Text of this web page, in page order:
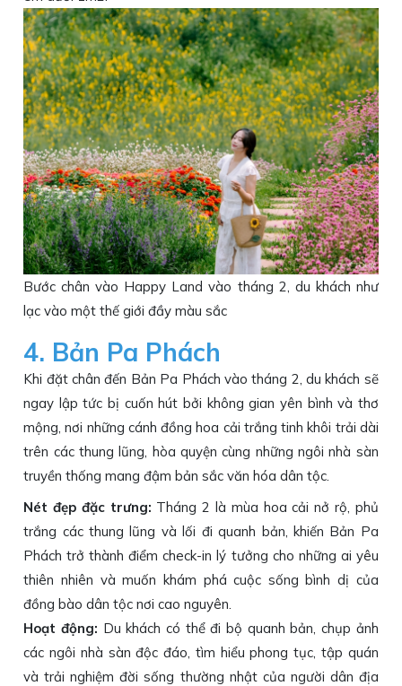
Bước chân vào Happy Land vào tháng 2, du khách như
lạc vào một thế giới đầy màu sắc
4. Bản Pa Phách
Khi đặt chân đến Bản Pa Phách vào tháng 2, du khách sẽ
ngay lập tức bị cuốn hút bởi không gian yên bình và thơ
mộng, nơi những cánh đồng hoa cải trắng tinh khôi trải dài
trên các thung lũng, hòa quyện cùng những ngôi nhà sàn
truyền thống mang đậm bản sắc văn hóa dân tộc.
Nét đẹp đặc trưng: Tháng 2 là mùa hoa cải nở rộ, phủ
trắng các thung lũng và lối đi quanh bản, khiến Bản Pa
Phách trở thành điểm check-in lý tưởng cho những ai yêu
thiên nhiên và muốn khám phá cuộc sống bình dị của
đồng bào dân tộc nơi cao nguyên.
Hoạt động: Du khách có thể đi bộ quanh bản, chụp ảnh
các ngôi nhà sàn độc đáo, tìm hiểu phong tục, tập quán
và trải nghiệm đời sống thường nhật của người dân địa